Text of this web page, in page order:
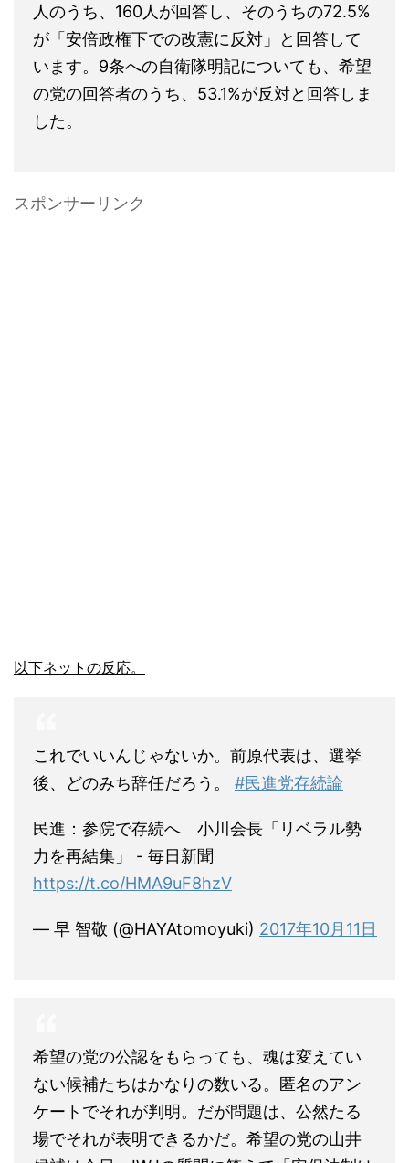
人のうち、160人が回答し、そのうちの72.5%
が「安倍政権下での改憲に反対」と回答して
います。9条への自衛隊明記についても、希望
の党の回答者のうち、53.1%が反対と回答しま
した。
スポンサーリンク
以下ネットの反応。
これでいいんじゃないか。前原代表は、選挙
後、どのみち辞任だろう。 #民進党存続論
民進：参院で存続へ 小川会長「リベラル勢
力を再結集」 - 毎日新聞
https://t.co/HMA9uF8hzV
— 早 智敬 (@HAYAtomoyuki) 2017年10月11日
希望の党の公認をもらっても、魂は変えてい
ない候補たちはかなりの数いる。匿名のアン
ケートでそれが判明。だが問題は、公然たる
場でそれが表明できるかだ。希望の党の山井